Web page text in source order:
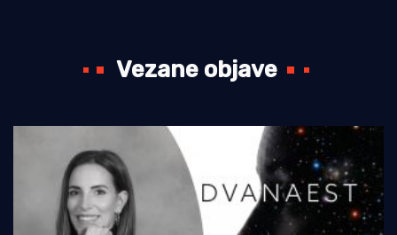
Vezane objave